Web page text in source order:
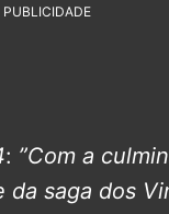
PUBLICIDADE
: ”Com a
saga dos